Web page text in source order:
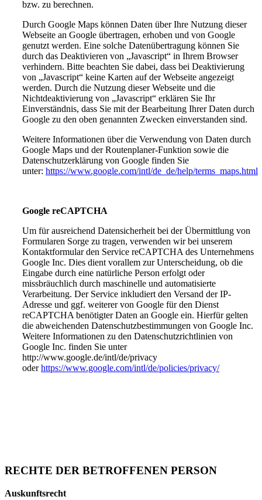
bzw. zu berechnen.
Durch Google Maps können Daten über Ihre Nutzung dieser
Webseite an Google übertragen, erhoben und von Google
genutzt werden. Eine solche Datenübertragung können Sie
durch das Deaktivieren von „Javascript“ in Ihrem Browser
verhindern. Bitte beachten Sie dabei, dass bei Deaktivierung
von „Javascript“ keine Karten auf der Webseite angezeigt
werden. Durch die Nutzung dieser Webseite und die
Nichtdeaktivierung von „Javascript“ erklären Sie Ihr
Einverständnis, dass Sie mit der Bearbeitung Ihrer Daten durch
Google zu den oben genannten Zwecken einverstanden sind.
Weitere Informationen über die Verwendung von Daten durch
Google Maps und der Routenplaner-Funktion sowie die
Datenschutzerklärung von Google finden Sie
unter: https://www.google.com/intl/de_de/help/terms_maps.html
Google reCAPTCHA
Um für ausreichend Datensicherheit bei der Übermittlung von
Formularen Sorge zu tragen, verwenden wir bei unserem
Kontaktformular den Service reCAPTCHA des Unternehmens
Google Inc. Dies dient vorallem zur Unterscheidung, ob die
Eingabe durch eine natürliche Person erfolgt oder
missbräuchlich durch maschinelle und automatisierte
Verarbeitung. Der Service inkludiert den Versand der IP-
Adresse und ggf. weiterer von Google für den Dienst
reCAPTCHA benötigter Daten an Google ein. Hierfür gelten
die abweichenden Datenschutzbestimmungen von Google Inc.
Weitere Informationen zu den Datenschutzrichtlinien von
Google Inc. finden Sie unter
http://www.google.de/intl/de/privacy
oderhttps://www.google.com/intl/de/policies/privacy/
RECHTE DER BETROFFENEN PERSON
Auskunftsrecht